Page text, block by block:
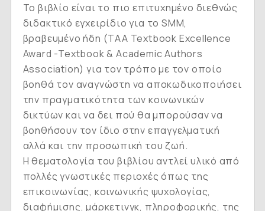
Το βιβλίο είναι το πιο επιτυχημένο διεθνώς
διδακτικό εγχειρίδιο για το SMM,
βραβευμένο ήδη (ΤΑΑ Textbook Excellence
Award -Textbook & Academic Authors
Association) για τον τρόπο με τον οποίο
βοηθά τον αναγνώστη να αποκωδικοποιήσει
την πραγματικότητα των κοινωνικών
δικτύων και να δει πού θα μπορούσαν να
βοηθήσουν τον ίδιο στην επαγγελματική
αλλά και την προσωπική του ζωή.
Η θεματολογία του βιβλίου αντλεί υλικό από
πολλές γνωστικές περιοχές όπως της
επικοινωνίας, κοινωνικής ψυχολογίας,
διαφήμισης, μάρκετινγκ, πληροφορικής, της